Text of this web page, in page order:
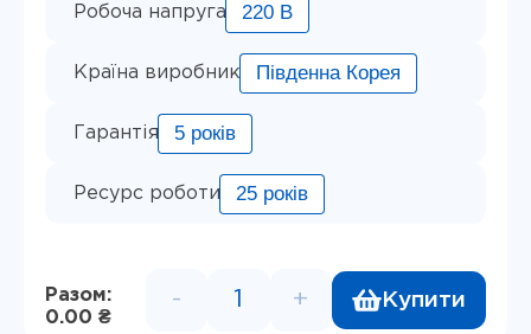
Робоча напруга 220 В
Країна виробник Південна Корея
Гарантія 5 років
Ресурс роботи 25 років
Разом:
0.00 ₴
Гріючий кабель для теплої
- + Купити